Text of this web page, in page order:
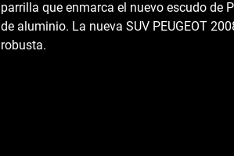
parrilla que enmarca el nuevo escudo de
de aluminio. La nueva SUV PEUGEOT
robusta.